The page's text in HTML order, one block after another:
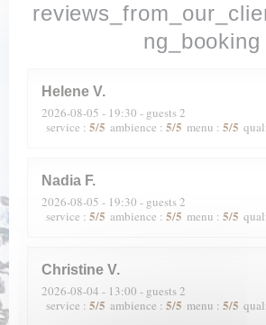
ng_booking
Helene V
2026-08-05 - 19:30 - guests 2
service : 5/5 ambience : 5/5 menu : 5/5
Nadia F
2026-08-05 - 19:30 - guests 2
service : 5/5 ambience : 5/5 menu : 5/5
Christine V
2026-08-04 - 13:00 - guests 2
service : 5/5 ambience : 5/5 menu : 5/5